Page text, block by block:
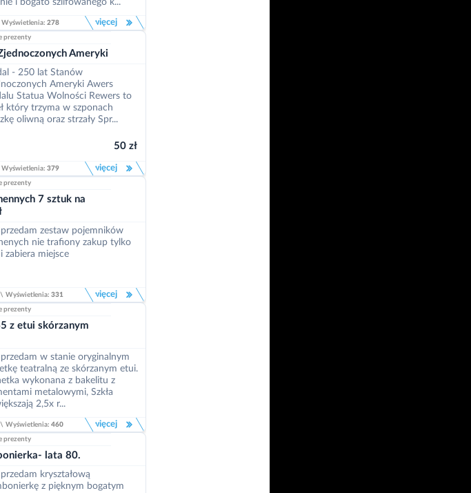
i bogato szlifowanego k...
Wyświetlenia: 278 więcej
prezenty
Ameryki
- 250 lat Stanów
Ameryki Awers
Statua Wolności Rewers to
który trzyma w szponach
oliwną oraz strzały Spr...
50 zł
Wyświetlenia: 379 więcej
prezenty
7 sztuk na
zestaw pojemników
nie trafiony zakup tylko
zabiera miejsce
\ Wyświetlenia: 331 więcej
prezenty
z etui skórzanym
w stanie oryginalnym
teatralną ze skórzanym etui.
wykonana z bakelitu z
metalowymi, Szkła
2,5x r...
\ Wyświetlenia: 460 więcej
prezenty
lata 80.
kryształową
z pięknym bogatym